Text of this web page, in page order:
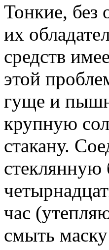
Тонкие, без
их
средств
этой
гуще и
крупную
стакану.
стеклянную
час
смыть